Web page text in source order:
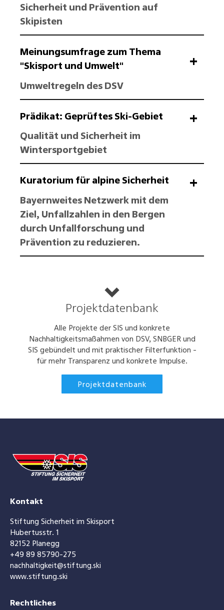
Sicherheit und Prävention auf
Skipisten
Meinungsumfrage zum Thema
"Skisport und Umwelt"
Umweltregeln des DSV
Prädikat: Geprüftes Ski-Gebiet
Qualität und Sicherheit im
Wintersportgebiet
Kuratorium für alpine Sicherheit
Bayernweites Netzwerk mit dem
Ziel, Unfallzahlen in den Bergen
durch Unfallforschung und
Prävention zu reduzieren.
Projektdatenbank
Alle Projekte der SIS und konkrete
Nachhaltigkeitsmaßahmen von DSV, SNBGER und
SIS gebündelt und mit praktischer Filterfunktion -
für mehr Transparenz und konkrete Impulse.
Projektdatenbank
Kontakt
Stiftung Sicherheit im Skisport
Hubertusstr. 1
82152 Planegg
+49 89 85790-275
nachhaltigkeit@stiftung.ski
www.stiftung.ski
Rechtliches